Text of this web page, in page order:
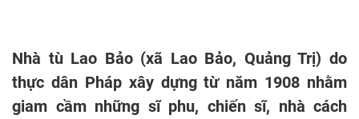
Nhà tù Lao Bảo (xã Lao Bảo, Quảng Trị) do
thực dân Pháp xây dựng từ năm 1908 nhằm
giam cầm những sĩ phu, chiến sĩ, nhà cách